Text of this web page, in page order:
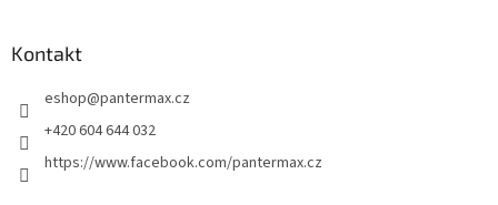
Kontakt
eshop@pantermax.cz
+420 604 644 032
https://www.facebook.com/pantermax.cz